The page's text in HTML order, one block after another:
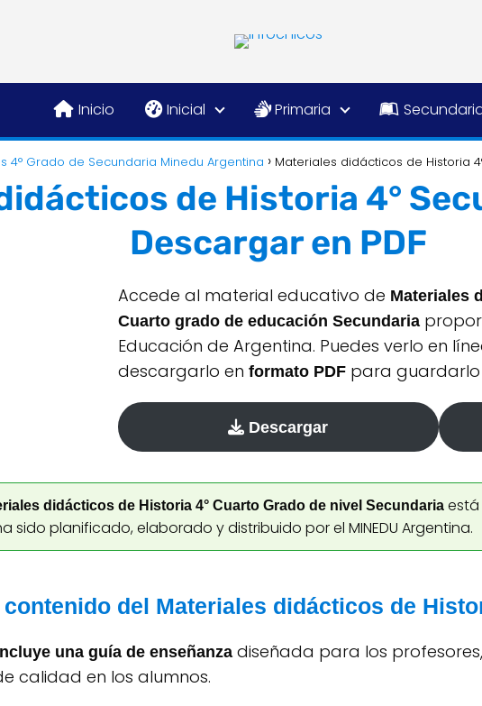
Inicio Inicial Primaria
4° Grado de Secundaria Minedu Argentina Materiales didácticos de Historia
de Historia 4°
Descargar en PDF
Accede al material educativo de Materiales
Cuarto grado de educación Secundaria
Educación de Argentina. Puedes verlo en
descargarlo en formato PDFpara guardarlo
Descargar
didácticos de Historia 4° Cuarto Grado de nivel Secundaria está
sido planificado, elaborado y distribuido por el MINEDU Argentina.
del Materiales didácticos de
una guía de enseñanza diseñada para los
calidad en los alumnos.